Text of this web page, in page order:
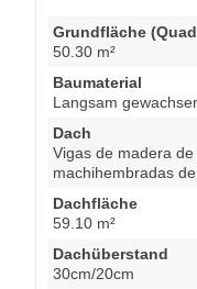
Grundfläche
50.30 m²
Baumaterial
Langsam
Dach
Vigas de madera
machihembradas
Dachfläche
59.10 m²
Dachüberstand
30cm/20cm